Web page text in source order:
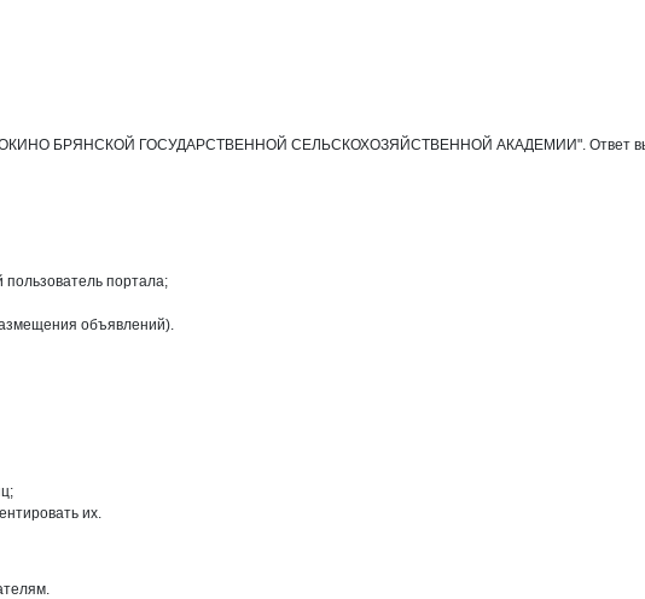
БРЯНСКОЙ ГОСУДАРСТВЕННОЙ СЕЛЬСКОХОЗЯЙСТВЕННОЙ АКАДЕМИИ". Ответ вы
пользователь портала;
объявлений).
их.